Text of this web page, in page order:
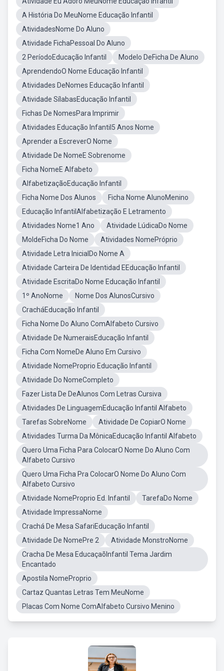
A História Do MeuNome Educação Infantil
AtividadesNome Do Aluno
Atividade FichaPessoal Do Aluno
2 PeríodoEducação Infantil
Modelo DeFicha De Aluno
AprendendoO Nome Educação Infantil
Atividades DeNomes Educação Infantil
Atividade SílabasEducação Infantil
Fichas De NomesPara Imprimir
Atividades Educação Infantil5 Anos Nome
Aprender a EscreverO Nome
Atividade De NomeE Sobrenome
Ficha NomeE Alfabeto
AlfabetizaçãoEducação Infantil
Ficha Nome Dos Alunos
Ficha Nome AlunoMenino
Educação InfantilAlfabetização E Letramento
Atividades Nome1 Ano
Atividade LúdicaDo Nome
MoldeFicha Do Nome
Atividades NomePróprio
Atividade Letra InicialDo Nome A
Atividade Carteira De Identidad EEducação Infantil
Atividade EscritaDo Nome Educação Infantil
1º AnoNome
Nome Dos AlunosCursivo
CracháEducação Infantil
Ficha Nome Do Aluno ComAlfabeto Cursivo
Atividade De NumeraisEducação Infantil
Ficha Com NomeDe Aluno Em Cursivo
Atividade NomeProprio Educação Infantil
Atividade Do NomeCompleto
Fazer Lista De DeAlunos Com Letras Cursiva
Atividades De LinguagemEducação Infantil Alfabeto
Tarefas SobreNome
Atividade De CopiarO Nome
Atividades Turma Da MônicaEducação Infantil Alfabeto
Quero Uma Ficha Para ColocarO Nome Do Aluno Com
Alfabeto Cursivo
Quero Uma Ficha Pra ColocarO Nome Do Aluno Com
Alfabeto Cursivo
Atividade NomeProprio Ed. Infantil
TarefaDo Nome
Atividade ImpressaNome
Crachá De Mesa SafariEducação Infantil
Atividade De NomePre 2
Atividade MonstroNome
Cracha De Mesa EducaçaõInfantil Tema Jardim
Encantado
Apostila NomeProprio
Cartaz Quantas Letras Tem MeuNome
Placas Com Nome ComAlfabeto Cursivo Menino